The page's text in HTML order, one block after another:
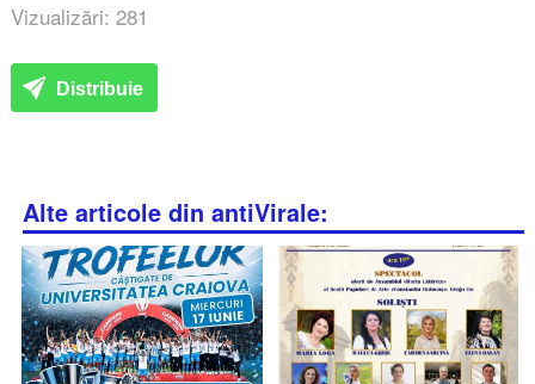
Vizualizări: 281
Distribuie
Alte articole din antiVirale: